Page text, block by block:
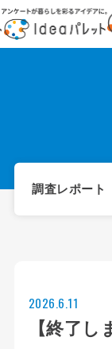
調査レポート
【終了
2026.6.11